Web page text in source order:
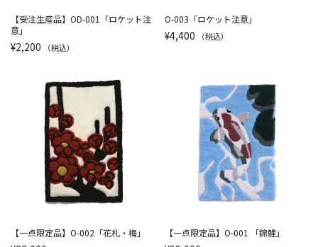
【受注生産品】OD-001「ロケット注
意」
¥2,200 （税込）
O-003「ロケット注意」
¥4,400 （税込）
【一点限定品】O-002「花札・梅」 【一点限定品】O-001 「錦鯉」